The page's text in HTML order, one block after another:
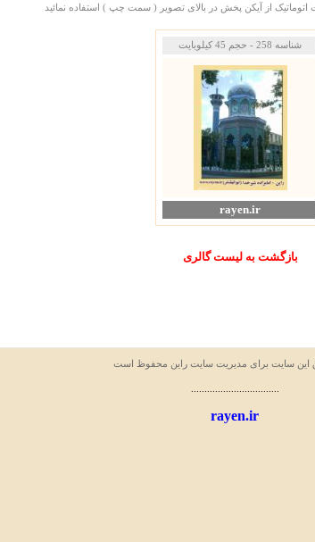
از آيکن پخش در بالای تصوير ( سمت چپ ) استفاده نمائيد
شناسه 258 - حجم 45 کيلوبايت
rayen.ir
بازگشت به ليست گالری
اين سايت برای مدیریت سایت راین محفوظ است
rayen.ir